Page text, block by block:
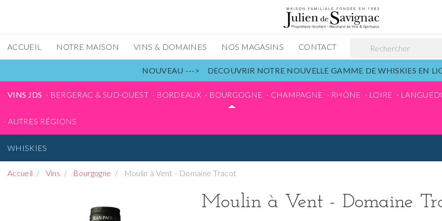
ACCUEIL NOTRE MAISON VINS & DOMAINES NOS MAGASINS CONTACT
NOUVEAU ---> DECOUVRIR NOTRE NOUVELLE GAMME DE WHISKIES EN
VINS JDS BERGERAC & SUD-OUEST BORDEAUX BOURGOGNE CHAMPAGNE RHÔNE LOIRE
AUTRES RÉGIONS
WHISKIES
Accueil Vins Bourgogne Moulin à Vent - Domaine Tracot
Moulin à Vent - Domaine